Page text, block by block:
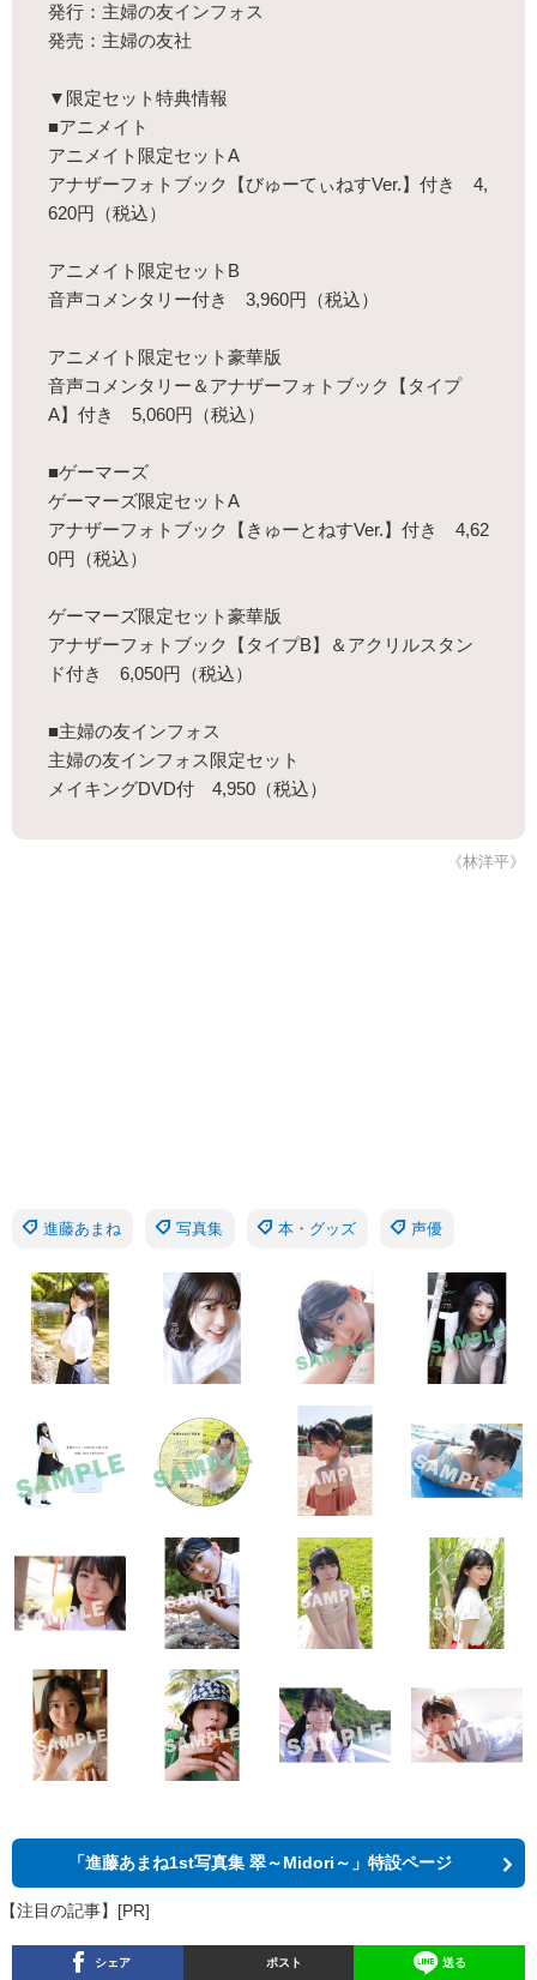
発行：主婦の友インフォス
発売：主婦の友社
▼限定セット特典情報
■アニメイト
アニメイト限定セットA
アナザーフォトブック【びゅーてぃねすVer.】付き 4,
620円（税込）
アニメイト限定セットB
音声コメンタリー付き 3,960円（税込）
アニメイト限定セット豪華版
音声コメンタリー＆アナザーフォトブック【タイプ
A】付き 5,060円（税込）
■ゲーマーズ
ゲーマーズ限定セットA
アナザーフォトブック【きゅーとねすVer.】付き 4,62
0円（税込）
ゲーマーズ限定セット豪華版
アナザーフォトブック【タイプB】＆アクリルスタン
ド付き 6,050円（税込）
■主婦の友インフォス
主婦の友インフォス限定セット
メイキングDVD付 4,950（税込）
《林洋平》
進藤あまね 写真集 本・グッズ 声優
「進藤あまね1st写真集 翠～Midori～」特設ページ
【注目の記事】[PR]
シェア ポスト 送る